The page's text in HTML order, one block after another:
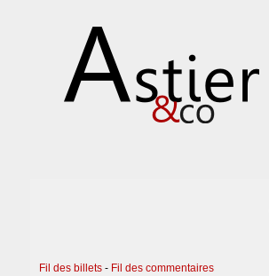
Fil des billets - Fil des commentaires